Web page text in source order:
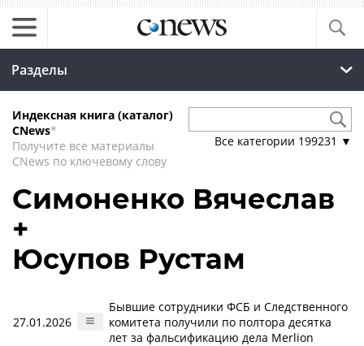
Разделы
Индексная книга (каталог)
CNews*
Получите все материалы
CNews по ключевому слову
Все категории 199231 ▼
Симоненко Вячеслав
+
Юсупов Рустам
27.01.2026
Бывшие сотрудники ФСБ и Следственного
комитета получили по полтора десятка
лет за фальсификацию дела Merlion